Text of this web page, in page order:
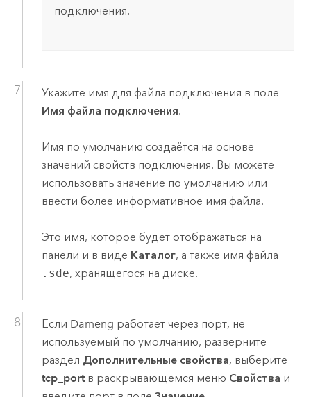
подключения.
Укажите имя для файла подключения в поле
Имя файла подключения.
Имя по умолчанию создаётся на основе
значений свойств подключения. Вы можете
использовать значение по умолчанию или
ввести более информативное имя файла.
Это имя, которое будет отображаться на
панели и в виде Каталог, а также имя файла
.sde, хранящегося на диске.
Если Dameng работает через порт, не
используемый по умолчанию, разверните
раздел Дополнительные свойства, выберите
tcp_portв раскрывающемся меню Свойства и